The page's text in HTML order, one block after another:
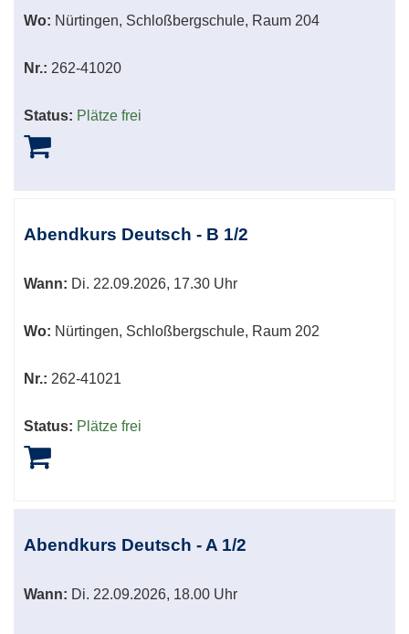
Wo: Nürtingen, Schloßbergschule, Raum 204
Nr.: 262-41020
Status: Plätze frei
Abendkurs Deutsch - B 1/2
Wann: Di. 22.09.2026, 17.30 Uhr
Wo: Nürtingen, Schloßbergschule, Raum 202
Nr.: 262-41021
Status: Plätze frei
Abendkurs Deutsch - A 1/2
Wann: Di. 22.09.2026, 18.00 Uhr